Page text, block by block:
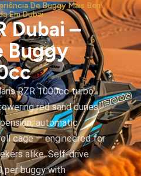
De Buggy Mais Bem
Em Dubai
Dubai –
Buggy
RZR 1000cc turbo
red sand dunes.
automatic
cage — engineered for
alike. Self-drive
per buggy with